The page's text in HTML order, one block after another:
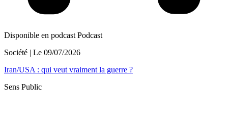
Disponible en podcast Podcast
Société | Le 09/07/2026
Iran/USA : qui veut vraiment la guerre ?
Sens Public